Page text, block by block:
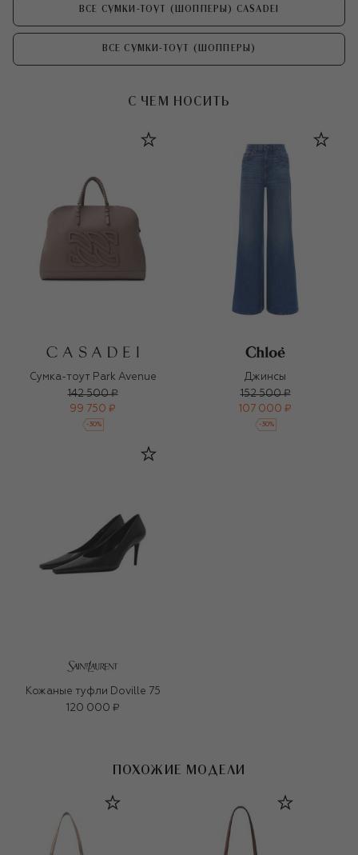
ВСЕ СУМКИ-ТОУТ (ШОППЕРЫ) CASADEI
ВСЕ СУМКИ-ТОУТ (ШОППЕРЫ)
С ЧЕМ НОСИТЬ
Сумка-тоут Park Avenue
142 500 ₽
99 750 ₽
-30%
Джинсы
152 500 ₽
107 000 ₽
-30%
Кожаные туфли Doville 75
120 000 ₽
ПОХОЖИЕ МОДЕЛИ